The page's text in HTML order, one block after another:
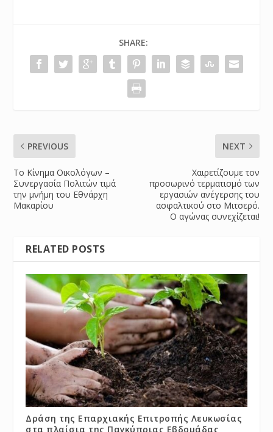
SHARE:
PREVIOUS
Το Κίνημα Οικολόγων –
Συνεργασία Πολιτών τιμά
την μνήμη του Εθνάρχη
Μακαρίου
NEXT
Χαιρετίζουμε τον
προσωρινό τερματισμό των
εργασιών ανέγερσης του
ασφαλτικού στο Μιτσερό.
Ο αγώνας συνεχίζεται!
RELATED POSTS
Δράση της Επαρχιακής Επιτροπής Λευκωσίας
στα πλαίσια της Παγκύπριας Εβδομάδας